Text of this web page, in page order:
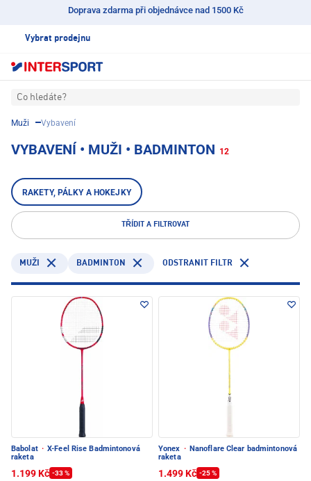
Doprava zdarma při objednávce nad 1500 Kč
Vybrat prodejnu
Co hledáte?
Muži Vybavení
VYBAVENÍ • MUŽI • BADMINTON 12
RAKETY, PÁLKY A HOKEJKY
TŘÍDIT A FILTROVAT
MUŽI BADMINTON ODSTRANIT FILTR
Babolat · X-Feel Rise Badmintonová
raketa
1.199 Kč -33 %
Yonex · Nanoflare Clear badmintonová
raketa
1.499 Kč -25 %